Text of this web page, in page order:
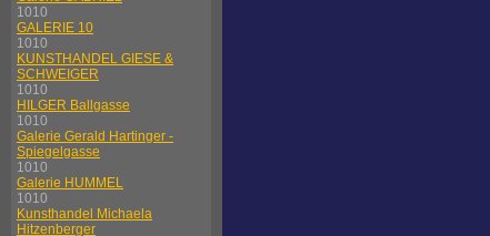
1010
GALERIE 10
1010
KUNSTHANDEL GIESE &
SCHWEIGER
1010
HILGER Ballgasse
1010
Galerie Gerald Hartinger -
Spiegelgasse
1010
Galerie HUMMEL
1010
Kunsthandel Michaela
Hitzenberger